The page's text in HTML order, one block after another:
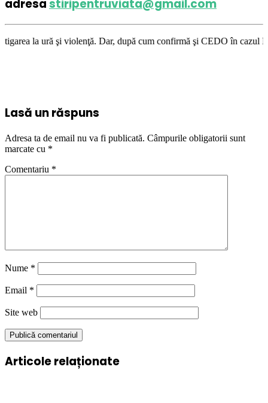
adresastiripentruviata@gmail.com
Dar, după cum confirmă şi CEDO în cazul Handyside vs.
Lasă un răspuns
Adresa ta de email nu va fi publicată. Câmpurile obligatorii sunt
marcate cu *
Comentariu *
Nume *
Email *
Site web
Articole relaționate